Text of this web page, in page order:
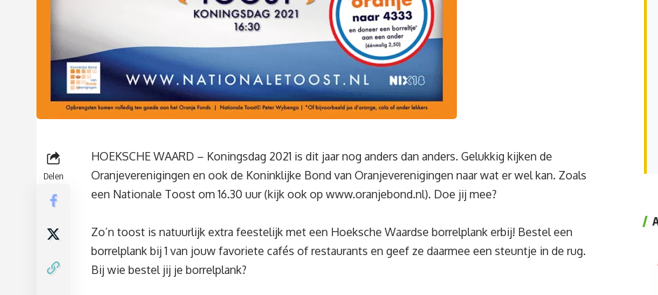
Delen
HOEKSCHE WAARD – Koningsdag 2021 is dit jaar nog anders dan anders. Gelukkig kijken de
Oranjeverenigingen en ook de Koninklijke Bond van Oranjeverenigingen naar wat er wel kan. Zoals
een Nationale Toost om 16.30 uur(kijk ook op www.oranjebond.nl). Doe jij mee?
Zo’n toost is natuurlijk extra feestelijk met een Hoeksche Waardse borrelplank erbij! Bestel een
borrelplank bij 1 van jouw favoriete cafés of restaurants en geef ze daarmee een steuntje in de rug.
Bij wie bestel jij je borrelplank?